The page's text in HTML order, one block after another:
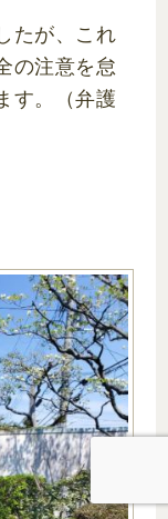
たが、これ
の注意を怠
す。（弁護